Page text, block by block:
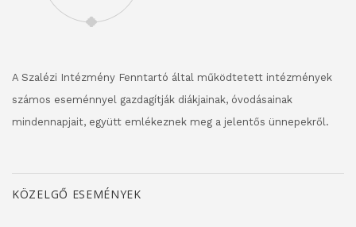
A Szalézi Intézmény Fenntartó által működtetett intézmények
számos eseménnyel gazdagítják diákjainak, óvodásainak
mindennapjait, együtt emlékeznek meg a jelentős ünnepekről.
KÖZELGŐ ESEMÉNYEK